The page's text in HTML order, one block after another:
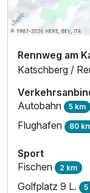
Rennweg am
Katschberg /
Autobahn 5 km
Flughafen 80
Sport
Fischen 2 km
Golfplatz 9 L. 5